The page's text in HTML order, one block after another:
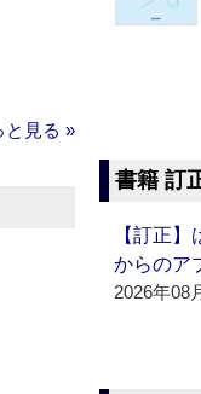
と見る »
書籍 訂
【訂正
からのア
2026年08